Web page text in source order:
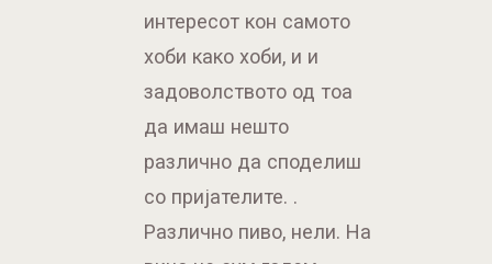
различно да споделиш
со пријателите. .
Различно пиво, нели. На
вино не сум голем
љубител.Ќе учествувам
обавезно, само да имам
нешто вредно за